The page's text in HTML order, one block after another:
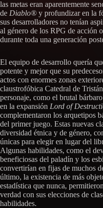
las metas eran aparentemente
de Diablo® y profundizar en la
sus desarrolladores no tenían
al género de los RPG de acción
durante toda una generación
El equipo de desarrollo quería
potente y mejor que su
actos con enormes zonas
claustrofóbica Catedral de
personaje, como el brutal
en la expansión Lord of
complementaron los arquetipos
del primer juego. Estas nuevas
diversidad étnica y de género,
únicas para elegir en lugar del
Algunas habilidades, como el
beneficiosas del paladín y los
convertirían en fijas de muchos
último, la existencia de más
estadística que nunca,
verdad con sus elecciones de
habilidades.